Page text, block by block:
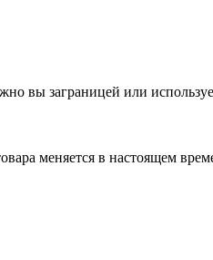
вы заграницей или
меняется в настоящем